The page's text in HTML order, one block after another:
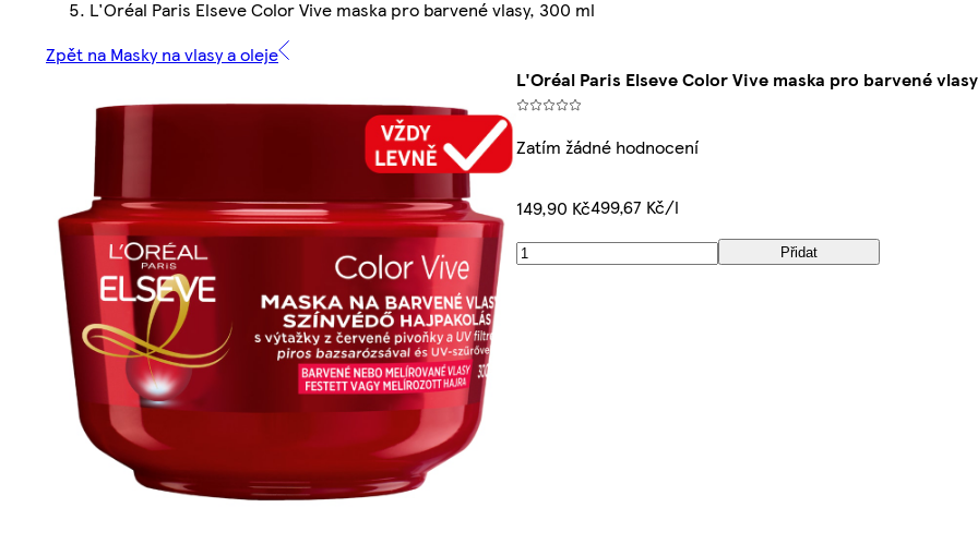
L'Oréal Paris Elseve Color Vive maska pro barvené vlasy, 300 ml
Zpět na Masky na vlasy a oleje
L'Oréal Paris Elseve Color Vive maska pro barvené
Zatím žádné hodnocení
149,90 Kč499,67 Kč/l
Přidat